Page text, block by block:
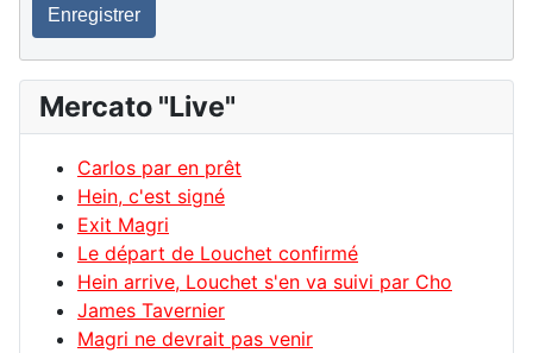
Enregistrer
Mercato "Live"
Carlos par en prêt
Hein, c'est signé
Exit Magri
Le départ de Louchet confirmé
Hein arrive, Louchet s'en va suivi par Cho
James Tavernier
Magri ne devrait pas venir